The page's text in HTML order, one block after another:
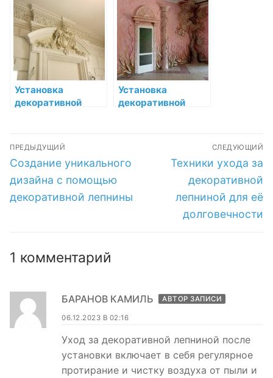
шагом
лепнины
Установка
декоративной
изысканный
украшатель
интерьера
Установка
декоративной
Навигация
по
записям
ПРЕДЫДУЩИЙ
Предыдущая
запись:
Создание уникального
дизайна с помощью
декоративной лепнины
СЛЕДУЮЩИЙ
Следующая
запись:
Техники ухода за
декоративной
лепниной для её
долговечности
1 комментарий
БАРАНОВ КАМИЛЬ АВТОР ЗАПИСИ
06.12.2023 В 02:16
Уход за декоративной лепниной после
установки включает в себя регулярное
протирание и чистку воздуха от пыли и